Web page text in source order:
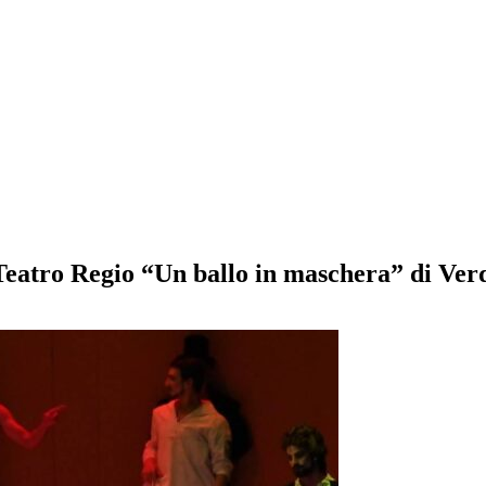
Regio “Un ballo in maschera” di